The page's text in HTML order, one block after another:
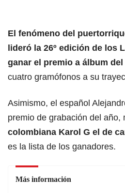
El fenómeno del
lideró la 26º edición de los
ganar el premio a álbum del
cuatro gramófonos a su
Asimismo, el español
premio de grabación del año,
colombiana Karol G el de
es la lista de los ganadores.
Más información